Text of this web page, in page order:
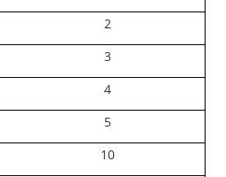
2
3
4
5
10